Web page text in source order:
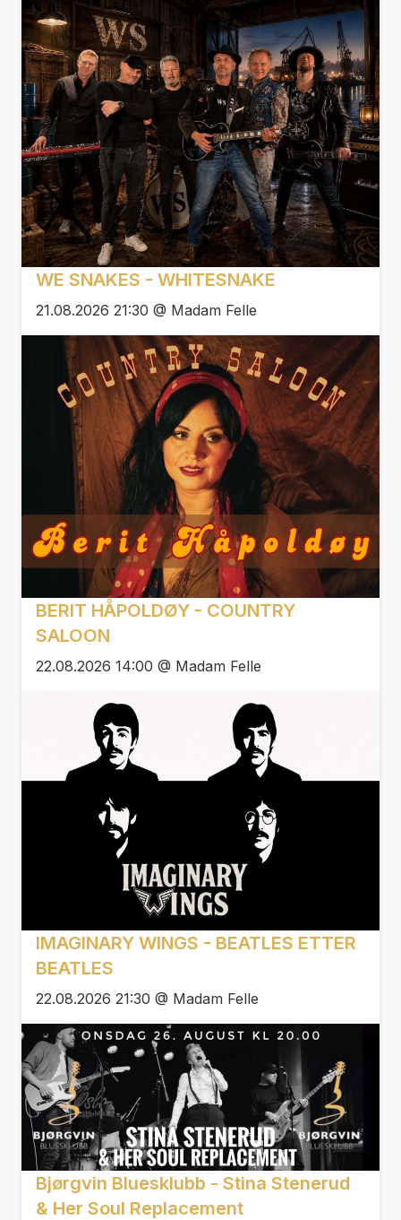
WE SNAKES - WHITESNAKE
21.08.2026 21:30 @ Madam Felle
BERIT HÅPOLDØY - COUNTRY
SALOON
22.08.2026 14:00 @ Madam Felle
IMAGINARY WINGS - BEATLES ETTER
BEATLES
22.08.2026 21:30 @ Madam Felle
Bjørgvin Bluesklubb - Stina Stenerud
& Her Soul Replacement